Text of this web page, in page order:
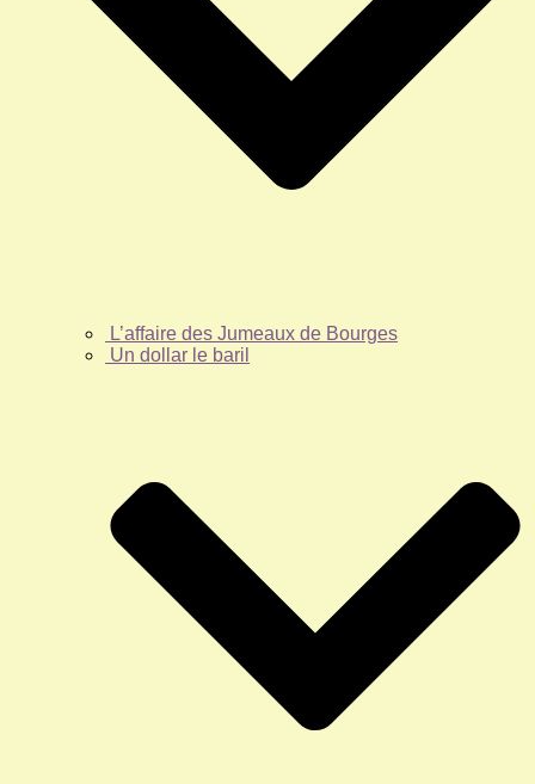
L’affaire des Jumeaux de Bourges
Un dollar le baril